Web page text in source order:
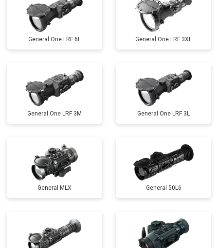
General One LRF 6L General One LRF 3XL
General One LRF 3M General One LRF 3L
General MLX General 50L6